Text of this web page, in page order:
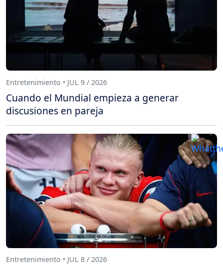
Entretenimiento • JUL 9 / 2026
Cuando el Mundial empieza a generar
discusiones en pareja
Entretenimiento • JUL 8 / 2026